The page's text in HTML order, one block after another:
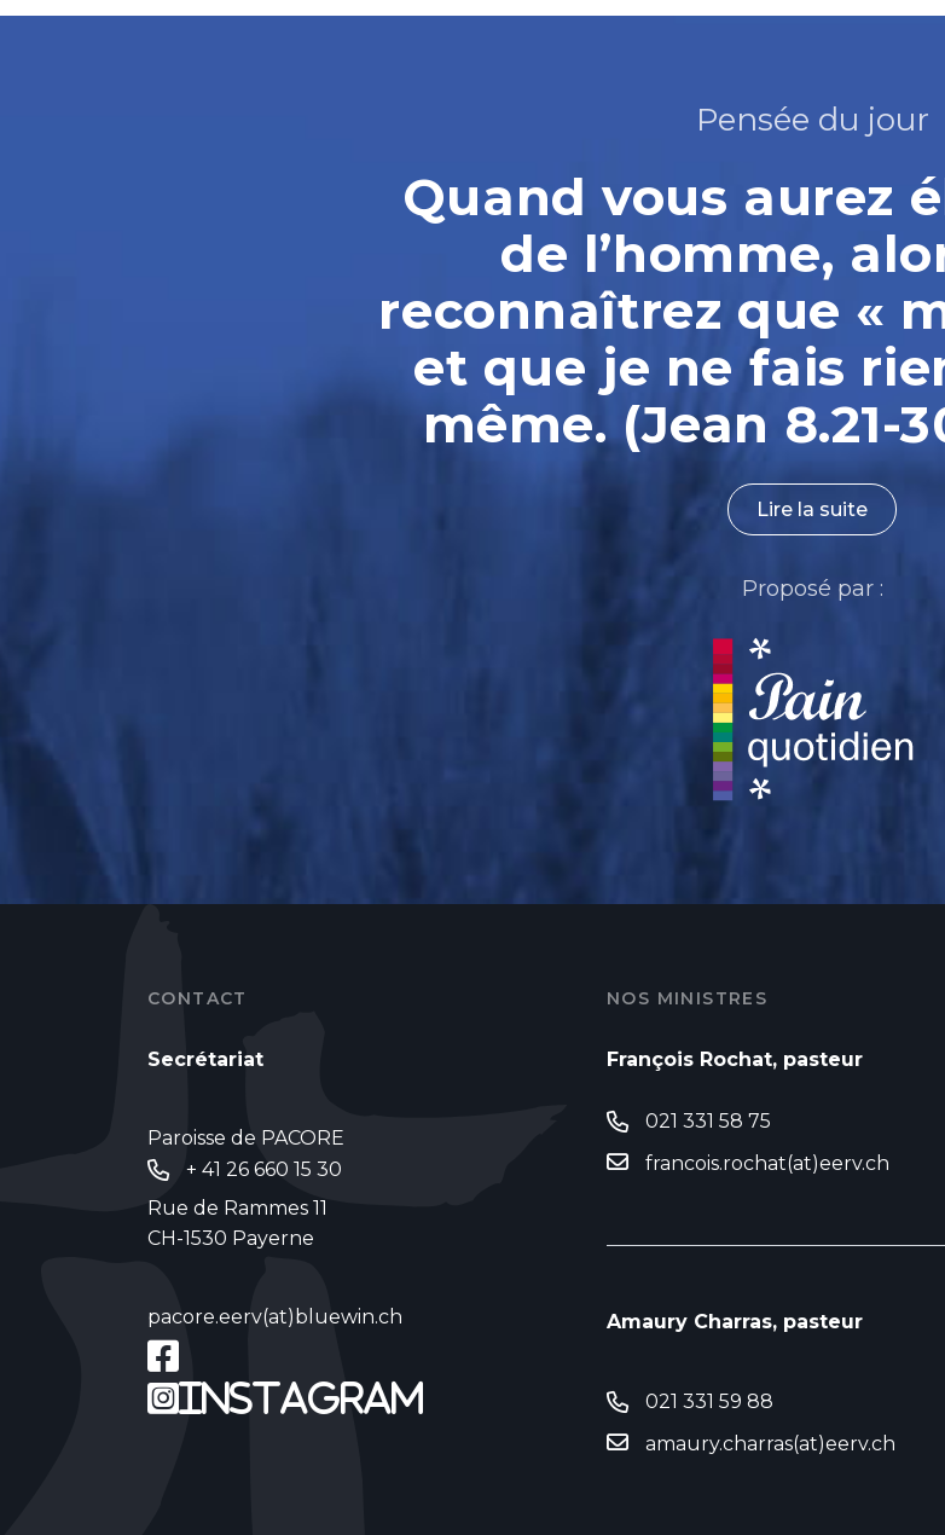
Pensée du jour
Quand vous aurez
de l’homme,
reconnaîtrez que «
et que je ne fais
même. (Jean 8.21-
Lire la suite
Proposé par :
CONTACT
Secrétariat
Paroisse de PACORE
+ 41 26 660 15 30
Rue de Rammes 11
CH-1530 Payerne
pacore.eerv(at)bluewin.ch
Instagram
NOS MINISTRES
François Rochat, pasteur
021 331 58 75
francois.rochat(at)eerv.ch
Amaury Charras, pasteur
021 331 59 88
amaury.charras(at)eerv.ch